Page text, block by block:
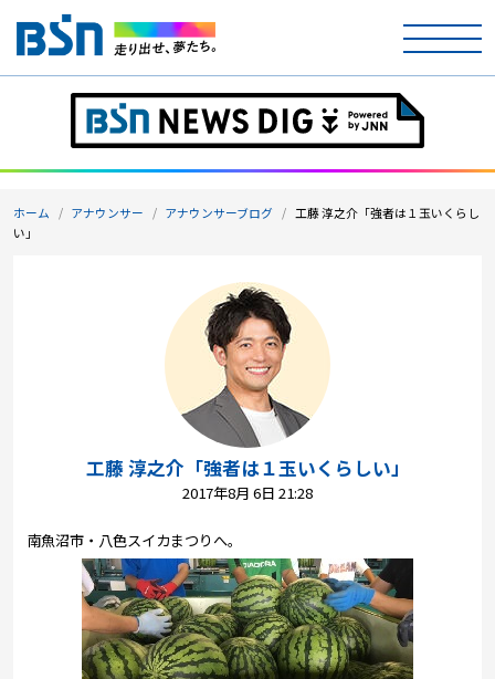
ホーム
テレビ
ラジオ
アナウンサー
イベント
ニュース
プレゼント
コンテンツ・アプリ
キッズ ケンジュ 愛の募金
Well-being 防災・減災
ホーム アナウンサー アナウンサーブログ
工藤 淳之介「強者は１玉いくらし
い」
工藤 淳之介「強者は１玉いくらしい」
2017年8月 6日 21:28
南魚沼市・八色スイカまつりへ。